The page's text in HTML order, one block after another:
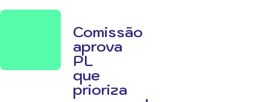
Comissão
aprova
PL
que
prioriza